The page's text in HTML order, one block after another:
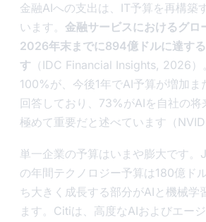
金融AIへの支出は、IT予算を再構築
います。 金融サービスにおけるグロ
2026年末までに894億ドルに達す
す （IDC Financial Insights, 2026
100%が、今後1年でAI予算が増加ま
回答しており、73%がAIを自社の将
極めて重要だと述べています（
単一企業の予算はいまや膨大です
の年間テクノロジー予算は180億ド
ち大きく成長する部分がAIと機械学
ます。Citiは、高度なAIおよびエー